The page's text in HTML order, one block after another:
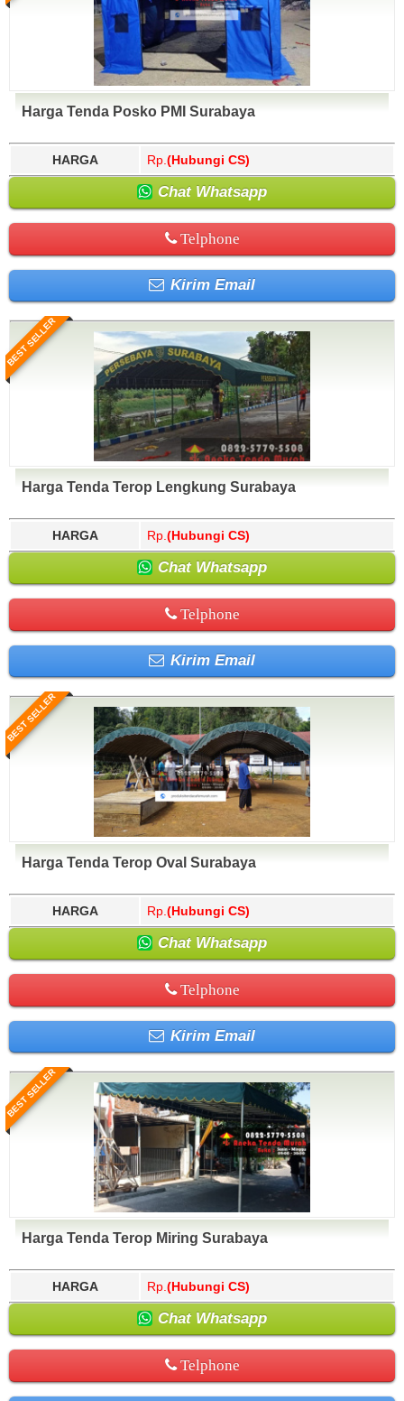
Harga Tenda Posko PMI Surabaya
HARGA Rp. (Hubungi CS)
Chat Whatsapp
Telphone
Kirim Email
BEST SELLER
Harga Tenda Terop Lengkung Surabaya
HARGA Rp. (Hubungi CS)
Chat Whatsapp
Telphone
Kirim Email
BEST SELLER
Harga Tenda Terop Oval Surabaya
HARGA Rp. (Hubungi CS)
Chat Whatsapp
Telphone
Kirim Email
BEST SELLER
Harga Tenda Terop Miring Surabaya
HARGA Rp. (Hubungi CS)
Chat Whatsapp
Telphone